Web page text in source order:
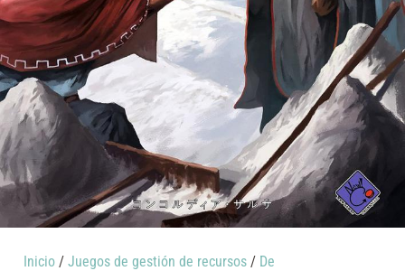
Inicio /Juegos de gestión de recursos / De